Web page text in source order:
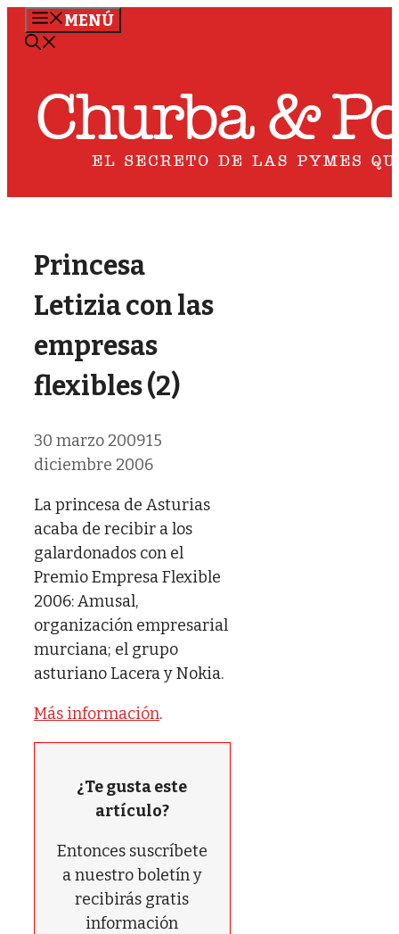
Saltar
MENÚ
Princesa
Letizia con las
empresas
flexibles (2)
30 marzo 200915
diciembre 2006
La princesa de Asturias
acaba de recibir a los
galardonados con el
Premio Empresa Flexible
2006: Amusal,
organización empresarial
murciana; el grupo
asturiano Lacera y Nokia.
Más información.
¿Te gusta este
artículo?
Entonces suscríbete
a nuestro boletín y
recibirás gratis
información